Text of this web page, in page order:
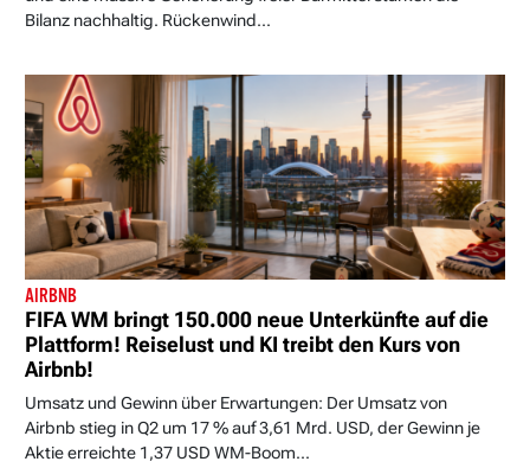
Bilanz nachhaltig. Rückenwind...
AIRBNB
FIFA WM bringt 150.000 neue Unterkünfte auf die
Plattform! Reiselust und KI treibt den Kurs von
Airbnb!
Umsatz und Gewinn über Erwartungen: Der Umsatz von
Airbnb stieg in Q2 um 17 % auf 3,61 Mrd. USD, der Gewinn je
Aktie erreichte 1,37 USD WM-Boom...